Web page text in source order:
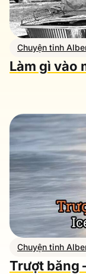
Chuyện tỉnh
Làm gì vào
Chuyện tỉnh
Trượt băng